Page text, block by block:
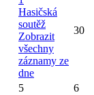
Hasičská
soutěž
Zobrazit
všechny
záznamy ze
dne
30
5 6